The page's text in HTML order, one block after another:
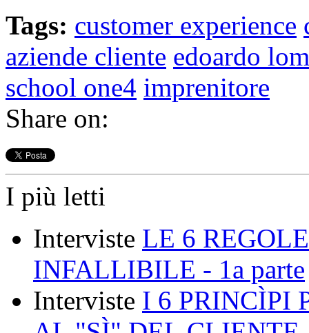
Tags: customer experience
aziende cliente edoardo
school one4 imprenitore
Share on:
I più letti
Interviste LE 6
INFALLIBILE - 1a parte
Interviste I 6 PRINCÌPI